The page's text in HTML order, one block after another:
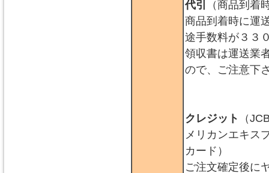
代引
（商品到着
商品到着時に運
途手数料が３３
領収書は運送業
ので、ご注意下
クレジット
（
メリカンエキス
カード）
ご注文確定後に